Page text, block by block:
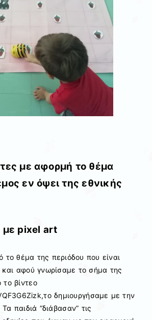
με αφορμή το θέμα
εν όψει της εθνικής
με pixel art
το θέμα της περιόδου που είναι
και αφού γνωρίσαμε το σήμα της
βίντεο
δημιουργήσαμε με την
παιδιά “διάβασαν” τις